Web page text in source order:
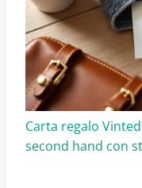
Carta regalo
second hand con